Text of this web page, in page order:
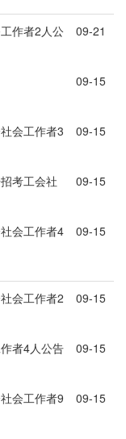
作者2人公
09-21
09-15
会工作者3
09-15
考工会社
09-15
会工作者4
09-15
会工作者2
09-15
者4人公告
09-15
会工作者9
09-15